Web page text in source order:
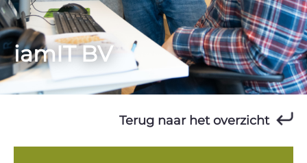
iamIT BV
Terug naar het overzicht